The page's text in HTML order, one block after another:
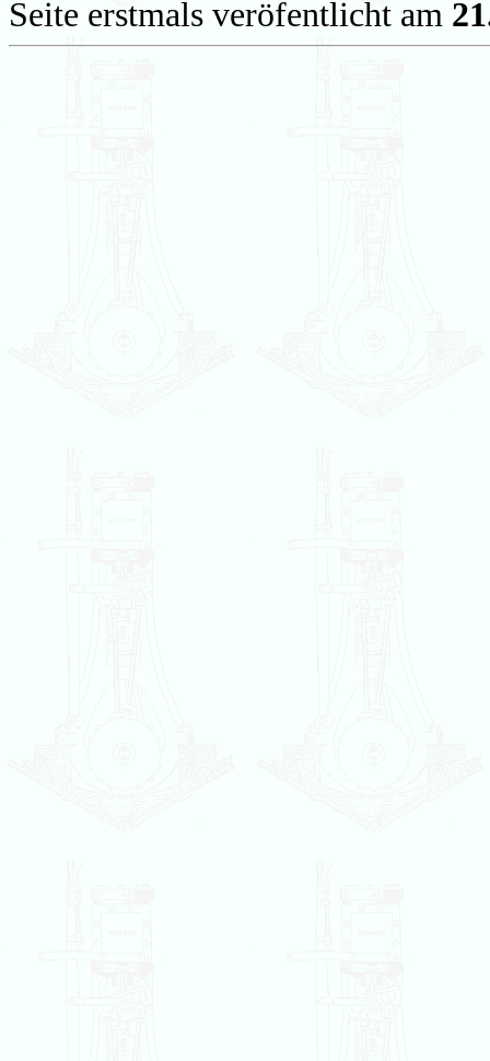
Seite erstmals veröfentlicht am